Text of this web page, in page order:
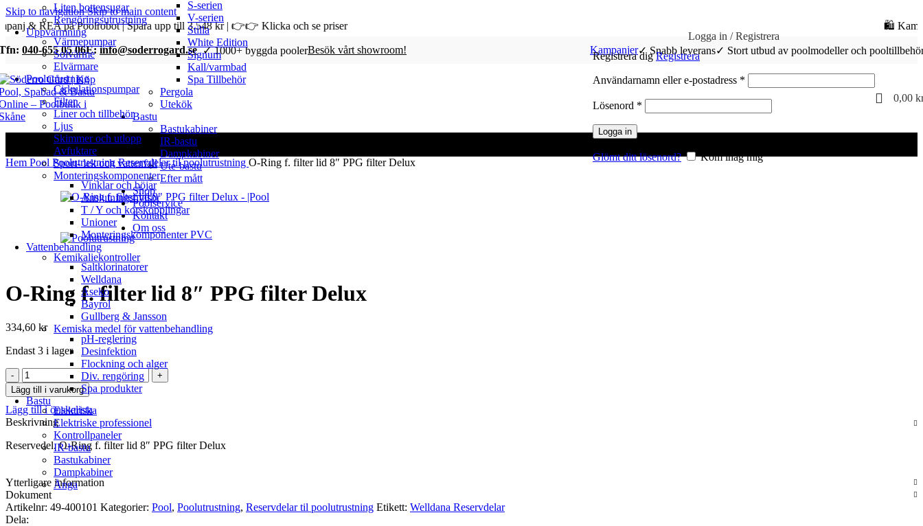
Skip to navigationSkip to main content
upp till 3.548 kr | 👉👉 Klicka och se priser
🛍️ Kampanj & REA på Poolrobot |
040-655 05 06E:info@soderrogard.se ✓ 1000+ byggda poolerBesök vårt showroom! Kampanjer✓ Snabb leverans✓ Stort utbud av poolmodeller och
S-serien
V-serien
Stilla
White Edition
Signum
Kall/varmbad
Spa Tillbehör
Pergola
Utekök
Bastu
Bastukabiner
IR-bastu
Dampkabiner
Ute-bastu
Efter mått
Shop
Poolservice
Kontakt
Om oss
Logga in / Registrera
Registrera digRegistrera
Användarnamn eller e-postadress *
Lösenord *
Logga in
Glömt ditt lösenord? Kom ihåg mig
0,00
Liten bottensugar
Rengöringsutrustning
Uppvärmning
Värmepumpar
Solvärme
Elvärmare
Poolutrustning
Cirkulationspumpar
Filter
Liner och tillbehör
Ljus
Skimmer och utlopp
Avfuktare
Sport- lek och vattenfall
Monteringskomponenter
Vinklar och böjar
Anslutningshylsor
T / Y och korskopplingar
Unioner
Monteringskomponenter PVC
Vattenbehandling
Kemikaliekontroller
Saltklorinatorer
Welldana
Aseko
Bayrol
Gullberg & Jansson
Kemiska medel för vattenbehandling
pH-reglering
Desinfektion
Flockning och alger
Div. rengöring
Spa produkter
Bastu
Elektriska
Elektriske professionel
Kontrollpaneler
IR-bastu
Bastukabiner
Dampkabiner
Ånga
Hem Pool PoolutrustningReservdelar til poolutrustning O-Ring f. filter lid 8″ PPG filter Delux
O-Ring f. filter lid 8″ PPG filter Delux
334,60 kr
Endast 3 i lager
O-
Ring
f.
filter
lid
PPG
Delux
mängd
Lägg till i varukorg
Lägg till i önskelista
Beskrivning
Reservedel. O-Ring f. filter lid 8″ PPG filter Delux
Ytterligare information
Dokument
Artikelnr: 49-400101 Kategorier: Pool, Poolutrustning, Reservdelar til poolutrustning Etikett: Welldana Reservdelar
Dela: